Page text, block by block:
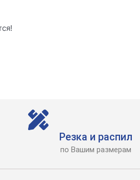
Резка и распил
по Вашим размерам